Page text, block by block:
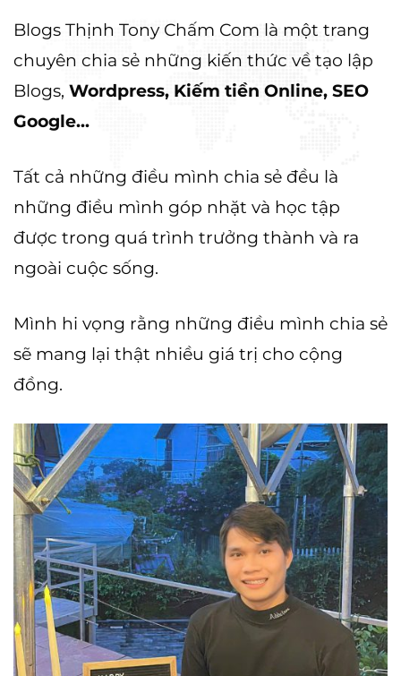
Blogs Thịnh Tony Chấm Com là một trang
chuyên chia sẻ những kiến thức về tạo lập
Blogs, Wordpress, Kiếm tiền Online, SEO
Google...
Tất cả những điều mình chia sẻ đều là
những điều mình góp nhặt và học tập
được trong quá trình trưởng thành và ra
ngoài cuộc sống.
Mình hi vọng rằng những điều mình chia sẻ
sẽ mang lại thật nhiều giá trị cho cộng
đồng.